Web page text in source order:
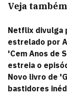
Veja também
Netflix divulga
estrelado por
'Cem Anos de
estreia o
Novo livro de
bastidores